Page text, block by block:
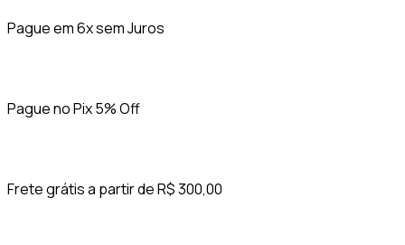
Pague em 6x sem Juros
Pague no Pix 5% Off
Frete grátis a partir de R$ 300,00